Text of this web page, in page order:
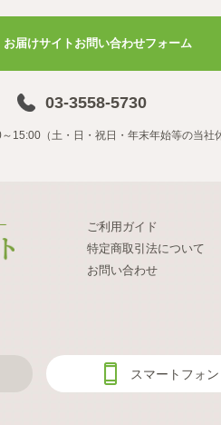
お届けサイトお問い合わせフォーム
03-3558-5730
15:00（土・日・祝日・年末年始等の当社
ご利用ガイド
特定商取引法について
お問い合わせ
スマートフォン